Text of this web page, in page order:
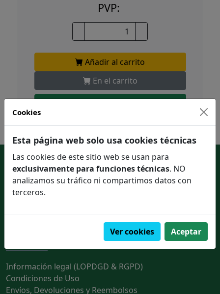
PVP:
Añadir al carrito
En el carrito
Enlaces de interés
Contactar con nosotros
Información legal (LOPDGD & RGPD)
Condiciones de Uso
Envíos, Devoluciones y Reembolsos
Cookies
Esta página web solo usa cookies técnicas
Las cookies de este sitio web se usan para
exclusivamente para funciones técnicas. NO
analizamos su tráfico ni compartimos datos con
terceros.
Ver cookies Aceptar